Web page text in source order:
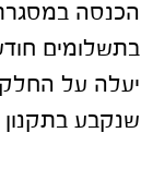
הכנסה
בתשלומים
שנקבע